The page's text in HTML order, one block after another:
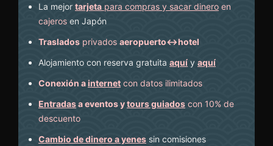
La mejor tarjeta para compras y sacar dinero en
cajeros en Japón
Traslados privados aeropuerto↔hotel
Alojamiento con reserva gratuita aquí y aquí
Conexión ainternet con datos ilimitados
Entradasa eventos ytours guiados con 10% de
descuento
Cambio de dinero a yenes sin comisiones